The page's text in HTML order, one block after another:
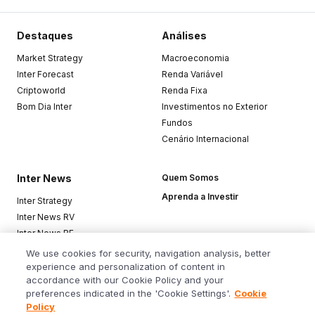
Destaques
Market Strategy
Inter Forecast
Criptoworld
Bom Dia Inter
Análises
Macroeconomia
Renda Variável
Renda Fixa
Investimentos no Exterior
Fundos
Cenário Internacional
Inter News
Inter Strategy
Inter News RV
Inter News RF
Top Funds
Quem Somos
Aprenda a Investir
Baixe o app
We use cookies for security, navigation analysis, better
experience and personalization of content in
accordance with our Cookie Policy and your
preferences indicated in the 'Cookie Settings'. Cookie
Policy